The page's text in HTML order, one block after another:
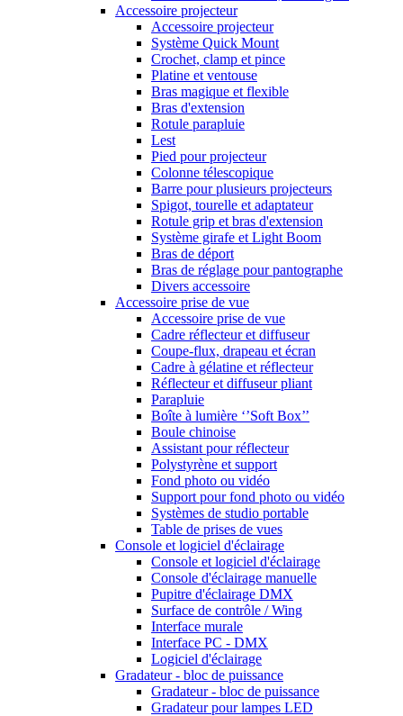
Accessoire projecteur
Accessoire projecteur
Système Quick Mount
Crochet, clamp et pince
Platine et ventouse
Bras magique et flexible
Bras d'extension
Rotule parapluie
Lest
Pied pour projecteur
Colonne télescopique
Barre pour plusieurs projecteurs
Spigot, tourelle et adaptateur
Rotule grip et bras d'extension
Système girafe et Light Boom
Bras de déport
Bras de réglage pour pantographe
Divers accessoire
Accessoire prise de vue
Accessoire prise de vue
Cadre réflecteur et diffuseur
Coupe-flux, drapeau et écran
Cadre à gélatine et réflecteur
Réflecteur et diffuseur pliant
Parapluie
Boîte à lumière ‘’Soft Box’’
Boule chinoise
Assistant pour réflecteur
Polystyrène et support
Fond photo ou vidéo
Support pour fond photo ou vidéo
Systèmes de studio portable
Table de prises de vues
Console et logiciel d'éclairage
Console et logiciel d'éclairage
Console d'éclairage manuelle
Pupitre d'éclairage DMX
Surface de contrôle / Wing
Interface murale
Interface PC - DMX
Logiciel d'éclairage
Gradateur - bloc de puissance
Gradateur - bloc de puissance
Gradateur pour lampes LED